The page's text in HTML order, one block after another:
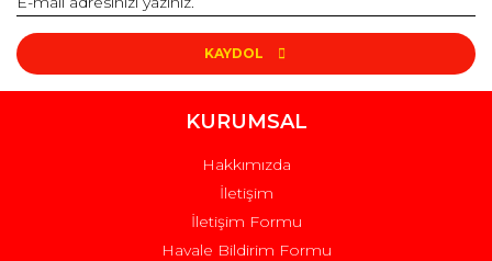
KAYDOL
KURUMSAL
Hakkımızda
İletişim
İletişim Formu
Havale Bildirim Formu